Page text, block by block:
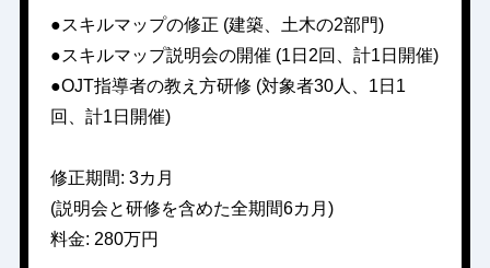
●スキルマップの修正 (建築、土木の2部門)
●スキルマップ説明会の開催 (1日2回、計1日開催)
●OJT指導者の教え方研修 (対象者30人、1日1
回、計1日開催)
修正期間: 3カ月
(説明会と研修を含めた全期間6カ月)
料金: 280万円